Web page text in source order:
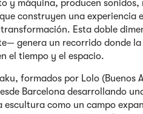
y máquina, producen sonidos,
construyen una experiencia
Esta doble
genera un recorrido donde la
el tiempo y el espacio.
formados por Lolo (Buenos
Barcelona desarrollando
escultura como un campo